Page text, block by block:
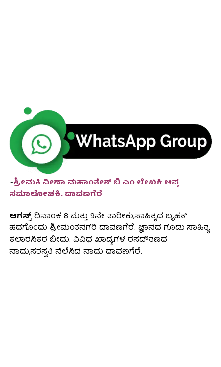
~ಶ್ರೀಮತಿ ವೀಣಾ ಮಹಾಂತೇಶ್ ಬಿ ಎಂ ಲೇಖಕಿ ಆಪ್ತ
ಸಮಾಲೋಚಕಿ. ದಾವಣಗೆರೆ
ಆಗಸ್ಟ್ದಿನಾಂಕ 8 ಮತ್ತು 9ನೇ ತಾರೀಕು,ಸಾಹಿತ್ಯದ ಬೃಹತ್
ಹಡಗೊಂದು ಶ್ರೀಮಂತನಗರಿ ದಾವಣಗೆರೆ. ಜ್ಞಾನದ ಗೂಡು ಸಾಹಿತ್ಯ
ಕಲಾರಸಿಕರ ಬೀಡು. ವಿವಿಧ ಖಾದ್ಯಗಳ ರಸದೌತಣದ
ನಾಡು,ಸರಸ್ವತಿ ನೆಲೆಸಿದ ನಾಡು ದಾವಣಗೆರೆ.